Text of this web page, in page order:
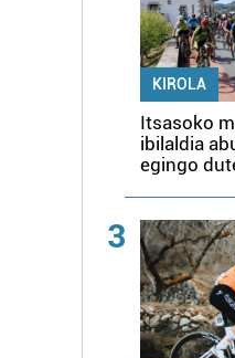
KIROLA
Itsasoko
ibilaldia
egingo
3